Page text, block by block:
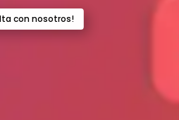
con nosotros!